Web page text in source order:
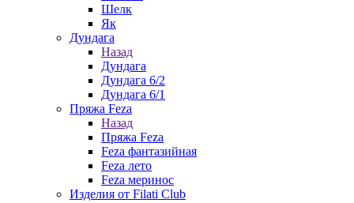
Шелк
Як
Дундага
Назад
Дундага
Дундага 6/2
Дундага 6/1
Пряжа Feza
Назад
Пряжа Feza
Feza фантазийная
Feza лето
Feza меринос
Изделия от Filati Club